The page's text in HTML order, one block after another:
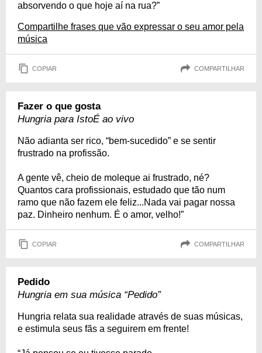
absorvendo o que hoje aí na rua?”
Compartilhe frases que vão expressar o seu amor pela
música
COPIAR COMPARTILHAR
Fazer o que gosta
Hungria para IstoÉ ao vivo
Não adianta ser rico, “bem-sucedido” e se sentir
frustrado na profissão.
A gente vê, cheio de moleque ai frustrado, né?
Quantos cara profissionais, estudado que tão num
ramo que não fazem ele feliz...Nada vai pagar nossa
paz. Dinheiro nenhum. É o amor, velho!”
COPIAR COMPARTILHAR
Pedido
Hungria em sua música “Pedido”
Hungria relata sua realidade através de suas músicas,
e estimula seus fãs a seguirem em frente!